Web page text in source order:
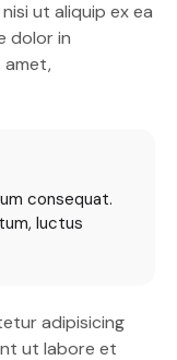
ut aliquip ex ea
dolor in
amet,
consequat.
luctus
adipisicing
ut labore et